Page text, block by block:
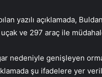
yazılı açıklamada,
ve 297 araç ile
nedeniyle genişleyen
şu ifadelere yer